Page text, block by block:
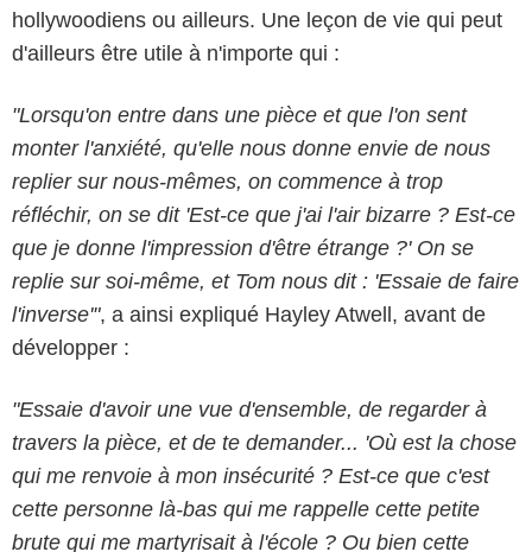
hollywoodiens ou ailleurs. Une leçon de vie qui peut
d'ailleurs être utile à n'importe qui :
"Lorsqu'on entre dans une pièce et que l'on sent
monter l'anxiété, qu'elle nous donne envie de nous
replier sur nous-mêmes, on commence à trop
réfléchir, on se dit 'Est-ce que j'ai l'air bizarre ? Est-ce
que je donne l'impression d'être étrange ?' On se
replie sur soi-même, et Tom nous dit : 'Essaie de faire
l'inverse'", a ainsi expliqué Hayley Atwell, avant de
développer :
"Essaie d'avoir une vue d'ensemble, de regarder à
travers la pièce, et de te demander... 'Où est la chose
qui me renvoie à mon insécurité ? Est-ce que c'est
cette personne là-bas qui me rappelle cette petite
brute qui me martyrisait à l'école ? Ou bien cette